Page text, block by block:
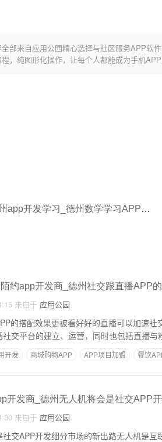
部来自应用公园精心选择与社区服务APP软件
，纯图形化操作，让每个人都能成为手机APP
德州app开发学习_德州数学学习APP开发平台让你用游戏的方式玩转数学
约app开发商_德州社交跟直播APP
来自于 应用公园
的搭配效果更被看好好的直播可以加速
社交平台的建立、运营，同时也包括直播与
开发 商城购物APP APP项目加盟 餐饮
开发商_德州无人机将会是社交APP
来自于 应用公园
交APP开发细分市场的新出路无人机是